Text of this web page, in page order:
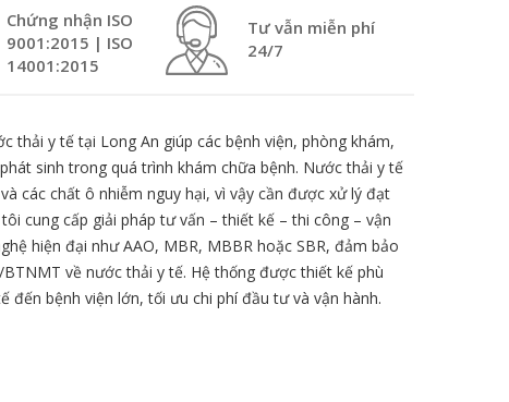
Chứng nhận ISO
9001:2015 | ISO
14001:2015
Tư vẫn miễn phí
24/7
thải y tế tại Long An giúp các bệnh viện, phòng khám,
sinh trong quá trình khám chữa bệnh. Nước thải y tế
các chất ô nhiễm nguy hại, vì vậy cần được xử lý đạt
cung cấp giải pháp tư vấn – thiết kế – thi công – vận
hiện đại như AAO, MBR, MBBR hoặc SBR, đảm bảo
về nước thải y tế. Hệ thống được thiết kế phù
bệnh viện lớn, tối ưu chi phí đầu tư và vận hành.